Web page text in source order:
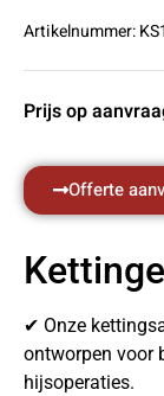
Artikelnummer:
Prijs op
Offerte
✔ Onze
ontworpen voor
hijsoperaties.